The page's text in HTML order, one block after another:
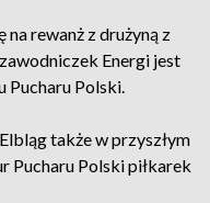
na rewanż z drużyną z
Energi jest
Pucharu Polski.
także w przyszłym
Pucharu Polski piłkarek